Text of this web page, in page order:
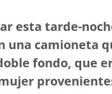
esta tarde-
una camioneta
fondo, que